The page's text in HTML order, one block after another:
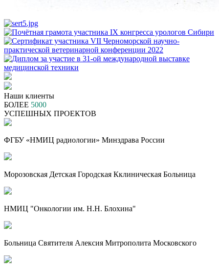
Наши клиенты
БОЛЕЕ 5000
УСПЕШНЫХ ПРОЕКТОВ
ФГБУ «НМИЦ радиологии» Минздрава России
Морозовская Детская Городская Кклиническая Больница
НМИЦ "Онкологии им. Н.Н. Блохина"
Больница Святителя Алексия Митрополита Московского